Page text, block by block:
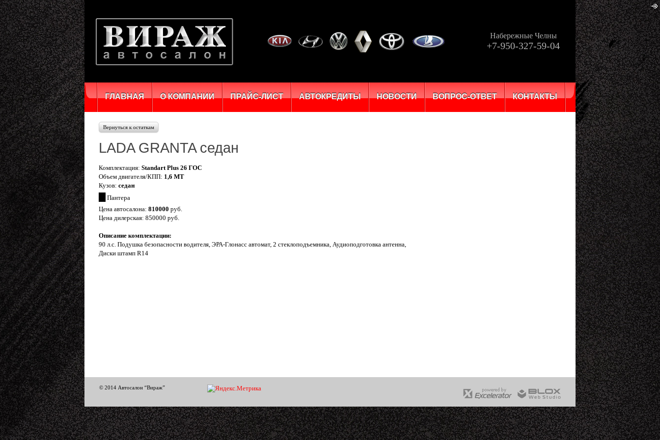
Набережные Челны
+7-950-327-59-04
Вернуться к остаткам
LADA GRANTA седан
Комплектация: Standart Plus 26 ГОС
Объем двигателя/КПП: 1,6 MT
Кузов: седан
Пантера
Цена автосалона: 810000 руб.
Цена дилерская: 850000 руб.
Описание комплектации:
90 л.с. Подушка безопасности водителя, ЭРА-Глонасс автомат, 2 стеклоподъемника, Аудиоподготовка антенна,
Диски штамп R14
ГЛАВНАЯ О КОМПАНИИ ПРАЙС-ЛИСТ АВТОКРЕДИТЫ НОВОСТИ ВОПРОС-ОТВЕТ КОНТАКТЫ
© 2014 Автосалон “Вираж”